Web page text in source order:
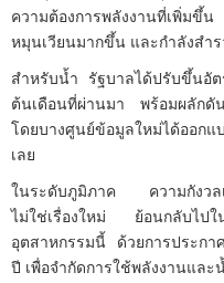
ความต้องการพลังงานที่เพิ่มขึ้
หมุนเวียนมากขึ้น และกำลังสำ
สำหรับน้ำ รัฐบาลได้ปรับขึ้นอั
ต้นเดือนที่ผ่านมา พร้อมผลักดัน
โดยบางศูนย์ข้อมูลใหม่ได้ออกแ
เลย
ในระดับภูมิภาค ความกังวลเ
ไม่ใช่เรื่องใหม่ ย้อนกลับไ
อุตสาหกรรมนี้ ด้วยการประกา
ปี เพื่อจำกัดการใช้พลังงานและ